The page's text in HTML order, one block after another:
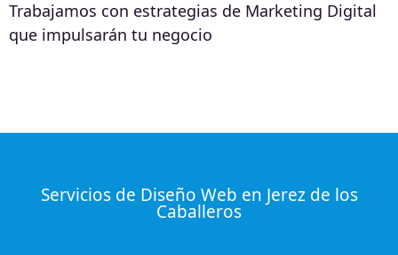
Trabajamos con estrategias de Marketing Digital
que impulsarán tu negocio
Servicios de Diseño Web en Jerez de los
Caballeros